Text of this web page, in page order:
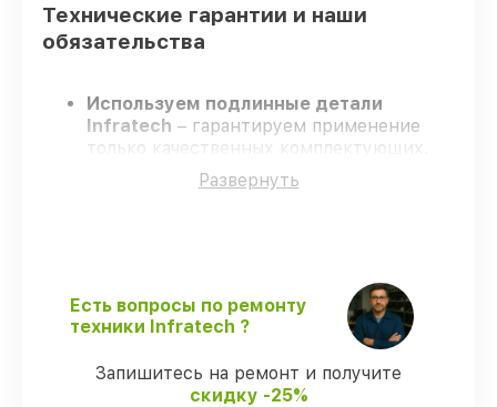
Технические гарантии и наши
обязательства
Используем подлинные детали
Infratech – гарантируем применение
только качественных комплектующих.
Квалифицированные инженеры
проходят строгий отбор, что
оптического прицела Infratech IT-124D в
оговоренные сроки.
Официальная гарантия
– все
ремонтные услуги и комплектующие
защищены сервисной гарантией.
Развернуть
Есть вопросы по ремонту
техники Infratech ?
Запишитесь на ремонт и получите
скидку -25%